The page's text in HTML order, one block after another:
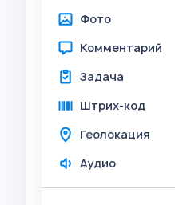
Фото
Комментарий
Задача
Штрих-код
Геолокация
Аудио